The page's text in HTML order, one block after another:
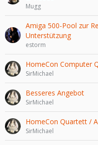
Mugg
Amiga 500-Pool zur
Unterstützung
estorm
HomeCon Computer
SirMichael
Besseres Angebot
SirMichael
HomeCon Quartett /
SirMichael